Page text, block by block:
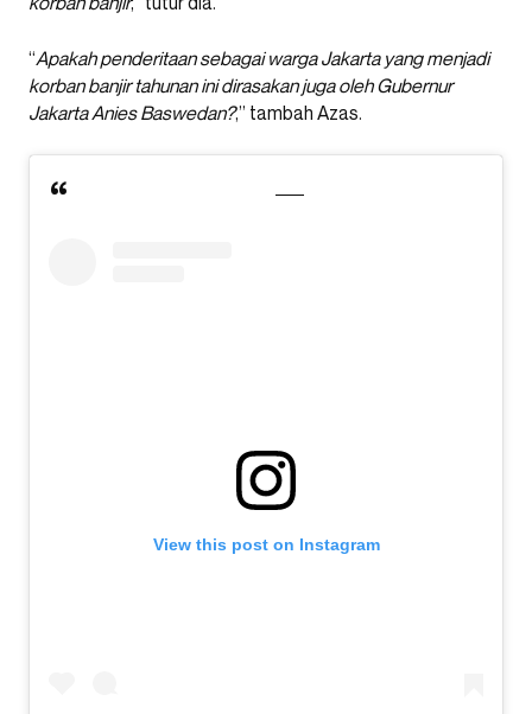
“Apakah penderitaan sebagai warga Jakarta yang menjadi
korban banjir tahunan ini dirasakan juga oleh Gubernur
Jakarta Anies Baswedan?,” tambah Azas.
View this post on Instagram